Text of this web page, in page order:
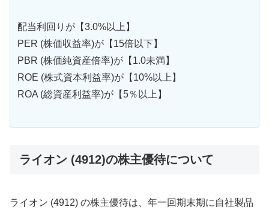
配当利回りが【3.0%以上】
PER (株価収益率)が【15倍以下】
PBR (株価純資産倍率)が【1.0未満】
ROE (株式資本利益率)が【10%以上】
ROA (総資産利益率)が【5％以上】
ライオン (4912)の株主優待について
ライオン (4912) の株主優待は、年一回期末期に自社製品